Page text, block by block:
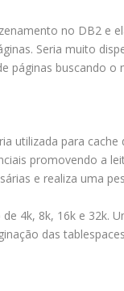
no DB2 e
Seria muito
páginas buscando o
utilizada para
promovendo a
e realiza uma
4k, 8k, 16k e 32k.
das